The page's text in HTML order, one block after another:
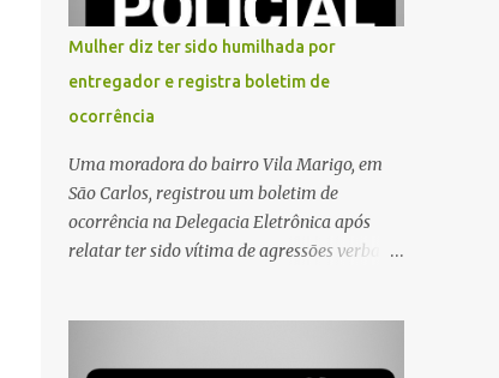
Mulher diz ter sido humilhada por
entregador e registra boletim de
ocorrência
Uma moradora do bairro Vila Marigo, em
São Carlos, registrou um boletim de
ocorrência na Delegacia Eletrônica após
relatar ter sido vítima de agressões verbais
feira (31). A mulher afirmou que o